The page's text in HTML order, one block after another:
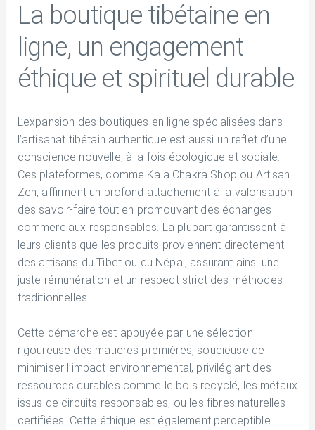
La boutique tibétaine en
ligne, un engagement
éthique et spirituel durable
L’expansion des boutiques en ligne spécialisées dans
l’artisanat tibétain authentique est aussi un reflet d’une
conscience nouvelle, à la fois écologique et sociale.
Ces plateformes, comme Kala Chakra Shop ou Artisan
Zen, affirment un profond attachement à la valorisation
des savoir-faire tout en promouvant des échanges
commerciaux responsables. La plupart garantissent à
leurs clients que les produits proviennent directement
des artisans du Tibet ou du Népal, assurant ainsi une
juste rémunération et un respect strict des méthodes
traditionnelles.
Cette démarche est appuyée par une sélection
rigoureuse des matières premières, soucieuse de
minimiser l’impact environnemental, privilégiant des
ressources durables comme le bois recyclé, les métaux
issus de circuits responsables, ou les fibres naturelles
certifiées. Cette éthique est également perceptible